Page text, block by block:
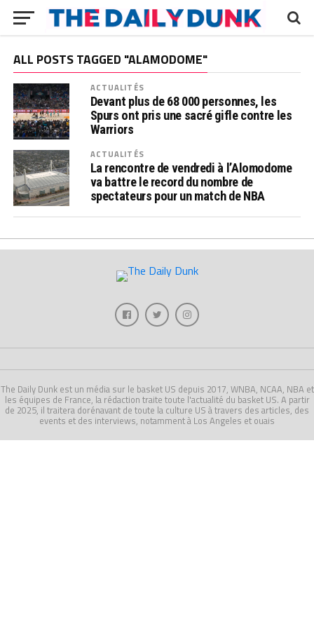
ALL POSTS TAGGED "ALAMODOME"
ACTUALITÉS
Devant plus de 68 000 personnes, les
Spurs ont pris une sacré gifle contre les
Warriors
ACTUALITÉS
La rencontre de vendredi à l’Alomodome
va battre le record du nombre de
spectateurs pour un match de NBA
The Daily Dunk est un média sur le basket US depuis 2017, WNBA, NCAA, NBA et
les équipes de France, la rédaction traite toute l'actualité du basket US. A partir
de 2025, il traitera dorénavant de toute la culture US à travers des articles, des
events et des interviews, notamment à Los Angeles et ouais